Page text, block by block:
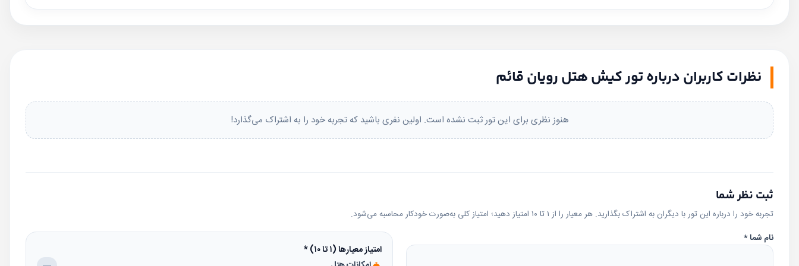
نظرات کاربران درباره تور کیش هتل رویان قائم
هنوز نظری برای این تور ثبت نشده است. اولین نفری باشید که تجربه خود را به اشتراک می‌گذارد!
ثبت نظر شما
تجربه خود را درباره این تور با دیگران به اشتراک بگذارید. هر معیار را از ۱ تا ۱۰ امتیاز دهید؛ امتیاز کلی به‌صورت خودکار محاسبه می‌شود.
نام شما*
امتیاز معیارها (۱ تا ۱۰)
*